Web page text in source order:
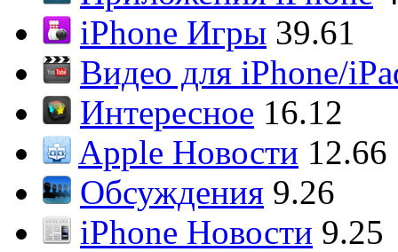
iPhone Игры 39.61
Видео для iPhone/
Интересное 16.12
Apple Новости 12.66
Обсуждения 9.26
iPhone Новости 9.25